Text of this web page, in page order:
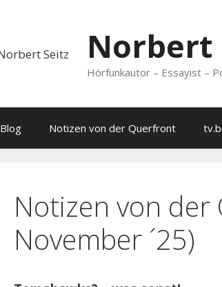
Norbert
Hörfunkautor – Essayist –
Blog Notizen von der Querfront
Notizen von
November ´25)